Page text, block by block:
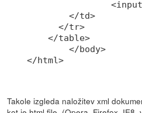
        </td>
</
    </table>
	</body>
</html>
Takole izgleda naložitev xml